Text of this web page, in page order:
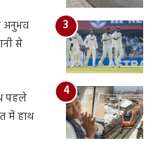
अनुभव
से
पहले
में हाथ